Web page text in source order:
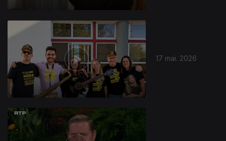
17 mai. 2026